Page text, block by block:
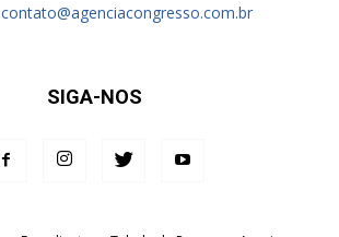
contato@agenciacongresso.com.br
SIGA-NOS